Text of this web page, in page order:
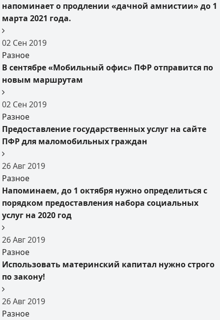
напоминает о продлении «дачной амнистии» до 1
марта 2021 года.
02 Сен 2019
Разное
В сентябре «Мобильный офис» ПФР отправится по
новым маршрутам
02 Сен 2019
Разное
Предоставление государственных услуг на сайте
ПФР для маломобильных граждан
26 Авг 2019
Разное
Напоминаем, до 1 октября нужно определиться с
порядком предоставления набора социальных
услуг на 2020 год
26 Авг 2019
Разное
Использовать материнский капитал нужно строго
по закону!
26 Авг 2019
Разное